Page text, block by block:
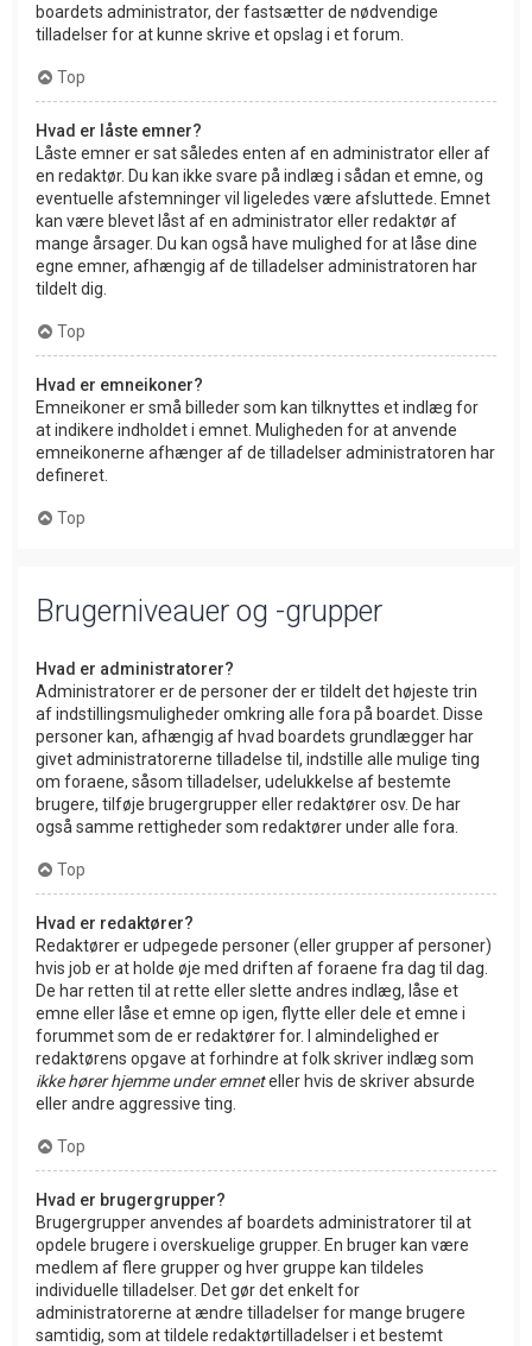
boardets administrator, der fastsætter de nødvendige
tilladelser for at kunne skrive et opslag i et forum.
Top
Hvad er låste emner?
Låste emner er sat således enten af en administrator eller af
en redaktør. Du kan ikke svare på indlæg i sådan et emne, og
eventuelle afstemninger vil ligeledes være afsluttede. Emnet
kan være blevet låst af en administrator eller redaktør af
mange årsager. Du kan også have mulighed for at låse dine
egne emner, afhængig af de tilladelser administratoren har
tildelt dig.
Top
Hvad er emneikoner?
Emneikoner er små billeder som kan tilknyttes et indlæg for
at indikere indholdet i emnet. Muligheden for at anvende
emneikonerne afhænger af de tilladelser administratoren har
defineret.
Top
Brugerniveauer og -grupper
Hvad er administratorer?
Administratorer er de personer der er tildelt det højeste trin
af indstillingsmuligheder omkring alle fora på boardet. Disse
personer kan, afhængig af hvad boardets grundlægger har
givet administratorerne tilladelse til, indstille alle mulige ting
om foraene, såsom tilladelser, udelukkelse af bestemte
brugere, tilføje brugergrupper eller redaktører osv. De har
også samme rettigheder som redaktører under alle fora.
Top
Hvad er redaktører?
Redaktører er udpegede personer (eller grupper af personer)
hvis job er at holde øje med driften af foraene fra dag til dag.
De har retten til at rette eller slette andres indlæg, låse et
emne eller låse et emne op igen, flytte eller dele et emne i
forummet som de er redaktører for. I almindelighed er
redaktørens opgave at forhindre at folk skriver indlæg som
ikke hører hjemme under emneteller hvis de skriver absurde
eller andre aggressive ting.
Top
Hvad er brugergrupper?
Brugergrupper anvendes af boardets administratorer til at
opdele brugere i overskuelige grupper. En bruger kan være
medlem af flere grupper og hver gruppe kan tildeles
individuelle tilladelser. Det gør det enkelt for
administratorerne at ændre tilladelser for mange brugere
samtidig, som at tildele redaktørtilladelser i et bestemt